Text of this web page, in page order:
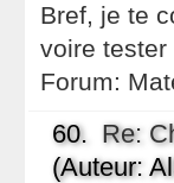
Bref, je te
voire tester
Forum:
60. Re:
(Auteur: